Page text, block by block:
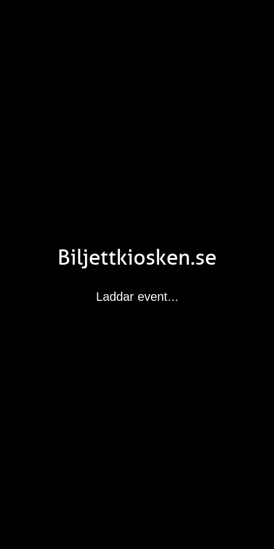
Biljettkiosken.se
Laddar event...